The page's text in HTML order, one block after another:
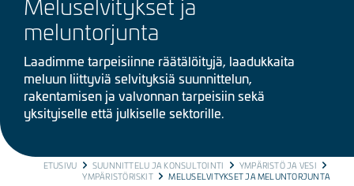
Meluselvitykset ja
meluntorjunta
Laadimme tarpeisiinne räätälöityjä, laadukkaita
meluun liittyviä selvityksiä suunnittelun,
rakentamisen ja valvonnan tarpeisiin sekä
yksityiselle että julkiselle sektorille.
BREADCRUMB
ETUSIVU SUUNNITTELU JA KONSULTOINTI
YMPÄRISTÖ JA VESI
YMPÄRISTÖRISKIT
MELUSELVITYKSET JA MELUNTORJUNTA